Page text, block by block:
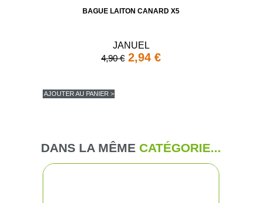
BAGUE LAITON CANARD X5
JANUEL
4,90 € 2,94 €
AJOUTER AU PANIER >
DANS LA MÊME CATÉGORIE...